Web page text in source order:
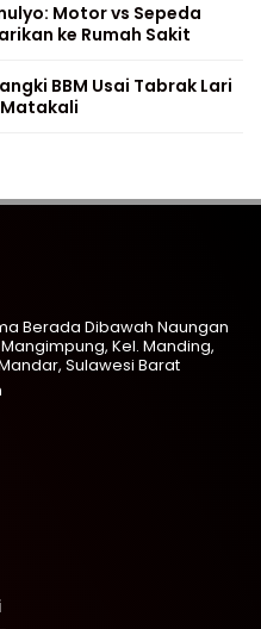
Motor vs Sepeda
ke Rumah Sakit
BBM Usai Tabrak Lari
Berada Dibawah Naungan
Kel. Manding,
Sulawesi Barat